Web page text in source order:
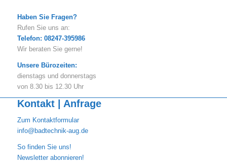
Haben Sie Fragen?
Rufen Sie uns an:
Telefon: 08247-395986
Wir beraten Sie gerne!
Unsere Bürozeiten:
dienstags und donnerstags
von 8.30 bis 12.30 Uhr
Kontakt | Anfrage
Zum Kontaktformular
info@badtechnik-aug.de
So finden Sie uns!
Newsletter abonnieren!